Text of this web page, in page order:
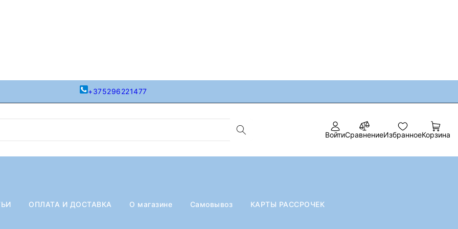
+375296221477
ВойтиСравнениеИзбранноеКорзина
ОПЛАТА И ДОСТАВКА О магазине Самовывоз КАРТЫ РАССРОЧЕК